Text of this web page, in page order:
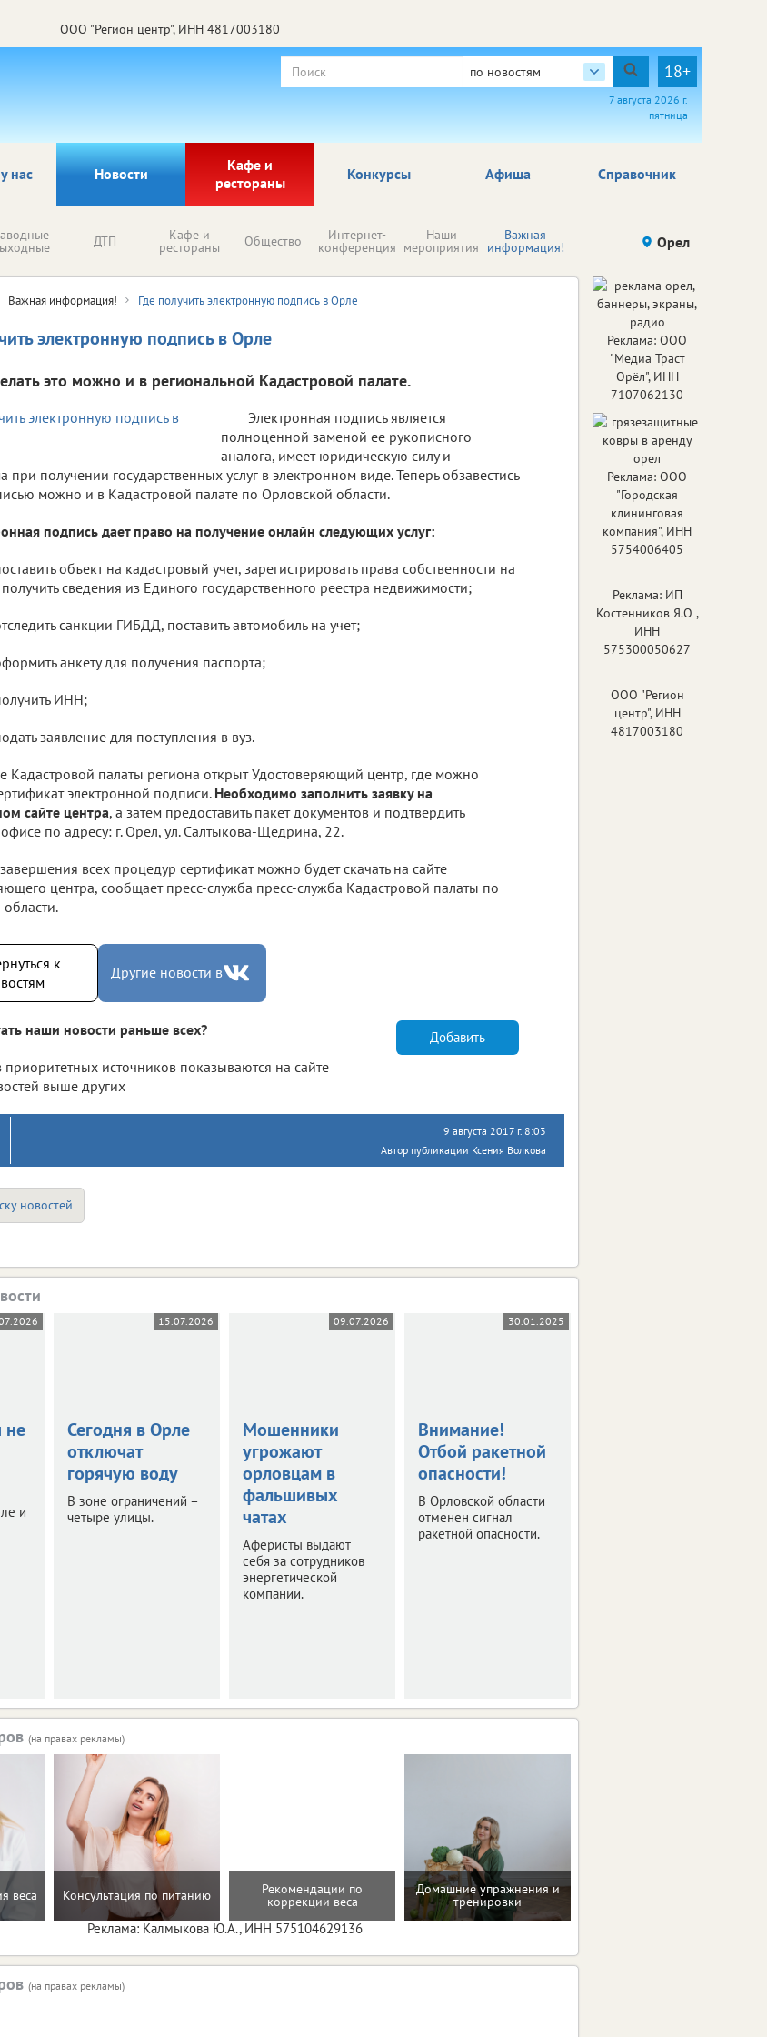
ООО "Регион центр", ИНН 4817003180
по новостям 18+
7 августа 2026 г.
пятница
нас Новости
Кафе и
рестораны
Афиша Справочник
Конкурсы
ДТП Кафе и
рестораны Общество Интернет-
конференция
Наши
мероприятия
Важная
информация! Происшествия Здоровье
Орел
Важная информация! Где получить электронную подпись в Орле
электронную подпись в Орле
это можно и в региональной Кадастровой палате.
Электронная подпись является
полноценной заменой ее рукописного
аналога, имеет юридическую силу и
при получении государственных услуг в электронном виде. Теперь обзавестись
можно и в Кадастровой палате по Орловской области.
подпись дает право на получение онлайн следующих услуг:
объект на кадастровый учет, зарегистрировать права собственности на
получить сведения из Единого государственного реестра недвижимости;
санкции ГИБДД, поставить автомобиль на учет;
анкету для получения паспорта;
ИНН;
заявление для поступления в вуз.
Кадастровой палаты региона открыт Удостоверяющий центр, где можно
электронной подписи. Необходимо заполнить заявку на
сайте центра, а затем предоставить пакет документов и подтвердить
офисе по адресу: г. Орел, ул. Салтыкова-Щедрина, 22.
всех процедур сертификат можно будет скачать на сайте
центра, сообщает пресс-служба пресс-служба Кадастровой палаты по
к
Другие новости в
наши новости раньше всех?
приоритетных источников показываются на сайте
выше других
Добавить
9 августа 2017 г. 8:03
Автор публикации Ксения Волкова
новостей
не
и
15.07.2026
Сегодня в Орле
отключат
горячую воду
В зоне ограничений –
четыре улицы.
09.07.2026
Мошенники
угрожают
орловцам в
фальшивых
чатах
Аферисты выдают
себя за сотрудников
энергетической
компании.
30.01.2025
Внимание!
Отбой ракетной
опасности!
В Орловской области
отменен сигнал
ракетной опасности.
(на правах рекламы)
веса Консультация по питанию Рекомендации по
коррекции веса
Домашние упражнения и
тренировки
Реклама: Калмыкова Ю.А., ИНН 575104629136
(на правах рекламы)
Реклама: ООО
"Медиа Траст
Орёл", ИНН
7107062130
Реклама: ООО
"Городская
клининговая
компания", ИНН
5754006405
Реклама: ИП
Костенников Я.О ,
ИНН
575300050627
ООО "Регион
центр", ИНН
4817003180